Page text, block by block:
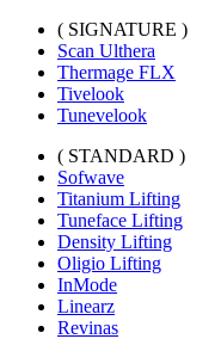
( SIGNATURE )
Scan Ulthera
Thermage FLX
Tivelook
Tunevelook
( STANDARD )
Sofwave
Titanium Lifting
Tuneface Lifting
Density Lifting
Oligio Lifting
InMode
Linearz
Revinas